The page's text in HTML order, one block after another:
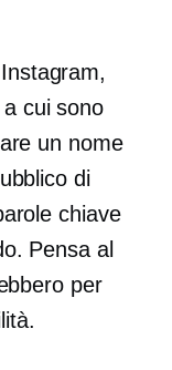
cui sono
un nome
di
chiave
Pensa al
per